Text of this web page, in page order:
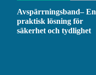
Avspärrningsband– En
praktisk lösning för
säkerhet och tydlighet